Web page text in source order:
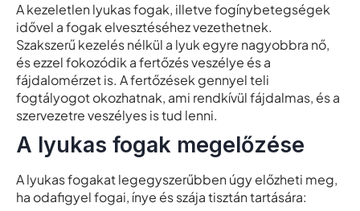
A kezeletlen lyukas fogak, illetve fogínybetegségek
idővel a fogak elvesztéséhez vezethetnek.
Szakszerű kezelés nélkül a lyuk egyre nagyobbra nő,
és ezzel fokozódik a fertőzés veszélye és a
fájdalomérzet is. A fertőzések gennyel teli
fogtályogot okozhatnak, ami rendkívül fájdalmas, és a
szervezetre veszélyes is tud lenni.
A lyukas fogak megelőzése
A lyukas fogakat legegyszerűbben úgy előzheti meg,
ha odafigyel fogai, ínye és szája tisztán tartására: